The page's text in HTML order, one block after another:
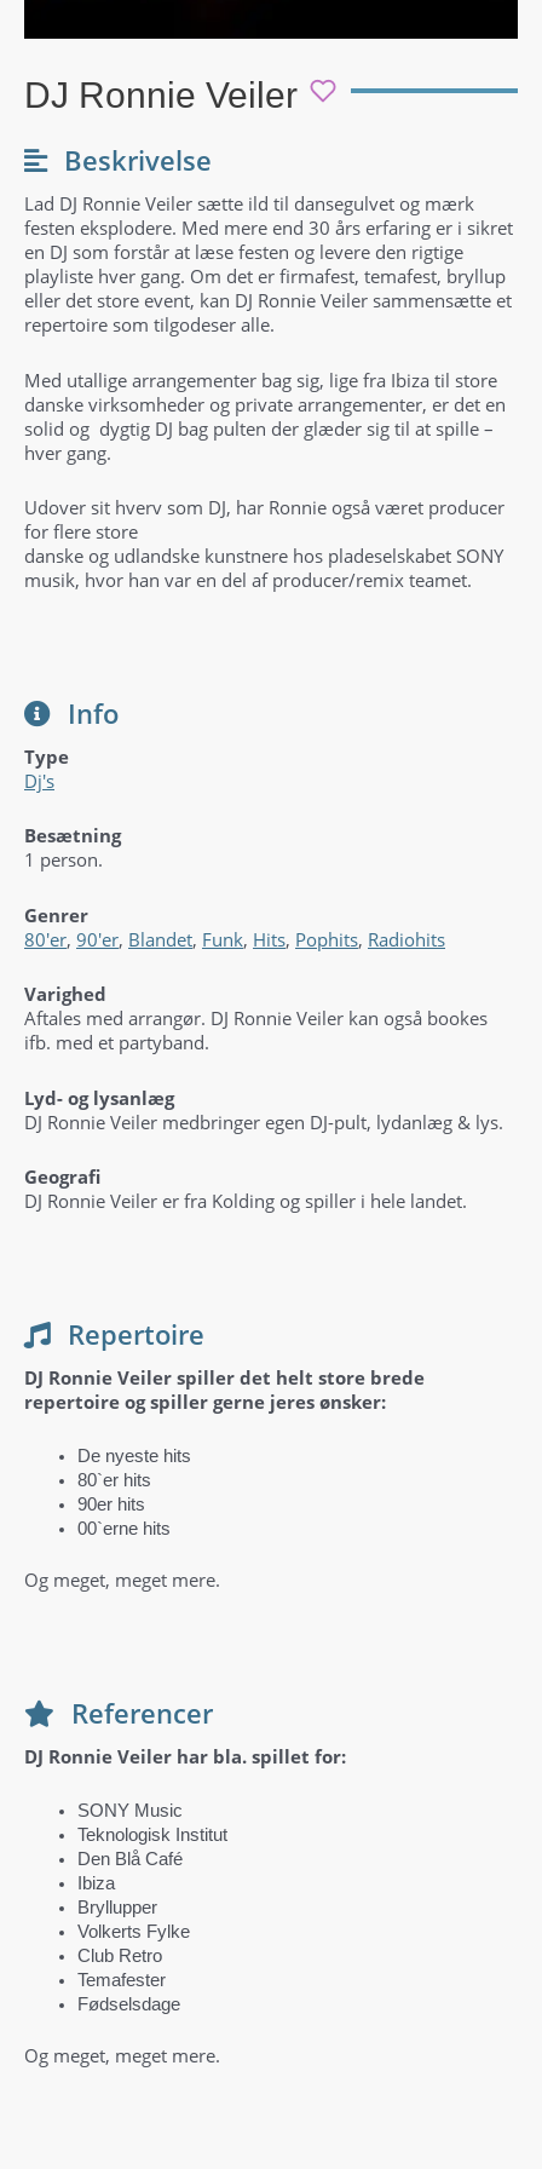
DJ Ronnie Veiler
Beskrivelse
Lad DJ Ronnie Veiler sætte ild til dansegulvet og mærk
festen eksplodere. Med mere end 30 års erfaring er i sikret
en DJ som forstår at læse festen og levere den rigtige
playliste hver gang. Om det er firmafest, temafest, bryllup
eller det store event, kan DJ Ronnie Veiler sammensætte et
repertoire som tilgodeser alle.
Med utallige arrangementer bag sig, lige fra Ibiza til store
danske virksomheder og private arrangementer, er det en
solid og dygtig DJ bag pulten der glæder sig til at spille –
hver gang.
Udover sit hverv som DJ, har Ronnie også været producer
for flere store
danske og udlandske kunstnere hos pladeselskabet SONY
musik, hvor han var en del af producer/remix teamet.
Info
Type
Dj's
Besætning
1 person.
Genrer
80'er, 90'er, Blandet, Funk, Hits, Pophits, Radiohits
Varighed
Aftales med arrangør. DJ Ronnie Veiler kan også bookes
ifb. med et partyband.
Lyd- og lysanlæg
DJ Ronnie Veiler medbringer egen DJ-pult, lydanlæg & lys.
Geografi
DJ Ronnie Veiler er fra Kolding og spiller i hele landet.
Repertoire
DJ Ronnie Veiler spiller det helt store brede
repertoire og spiller gerne jeres ønsker:
De nyeste hits
80`er hits
90er hits
00`erne hits
Og meget, meget mere.
Referencer
DJ Ronnie Veiler har bla. spillet for:
SONY Music
Teknologisk Institut
Den Blå Café
Ibiza
Bryllupper
Volkerts Fylke
Club Retro
Temafester
Fødselsdage
Og meget, meget mere.